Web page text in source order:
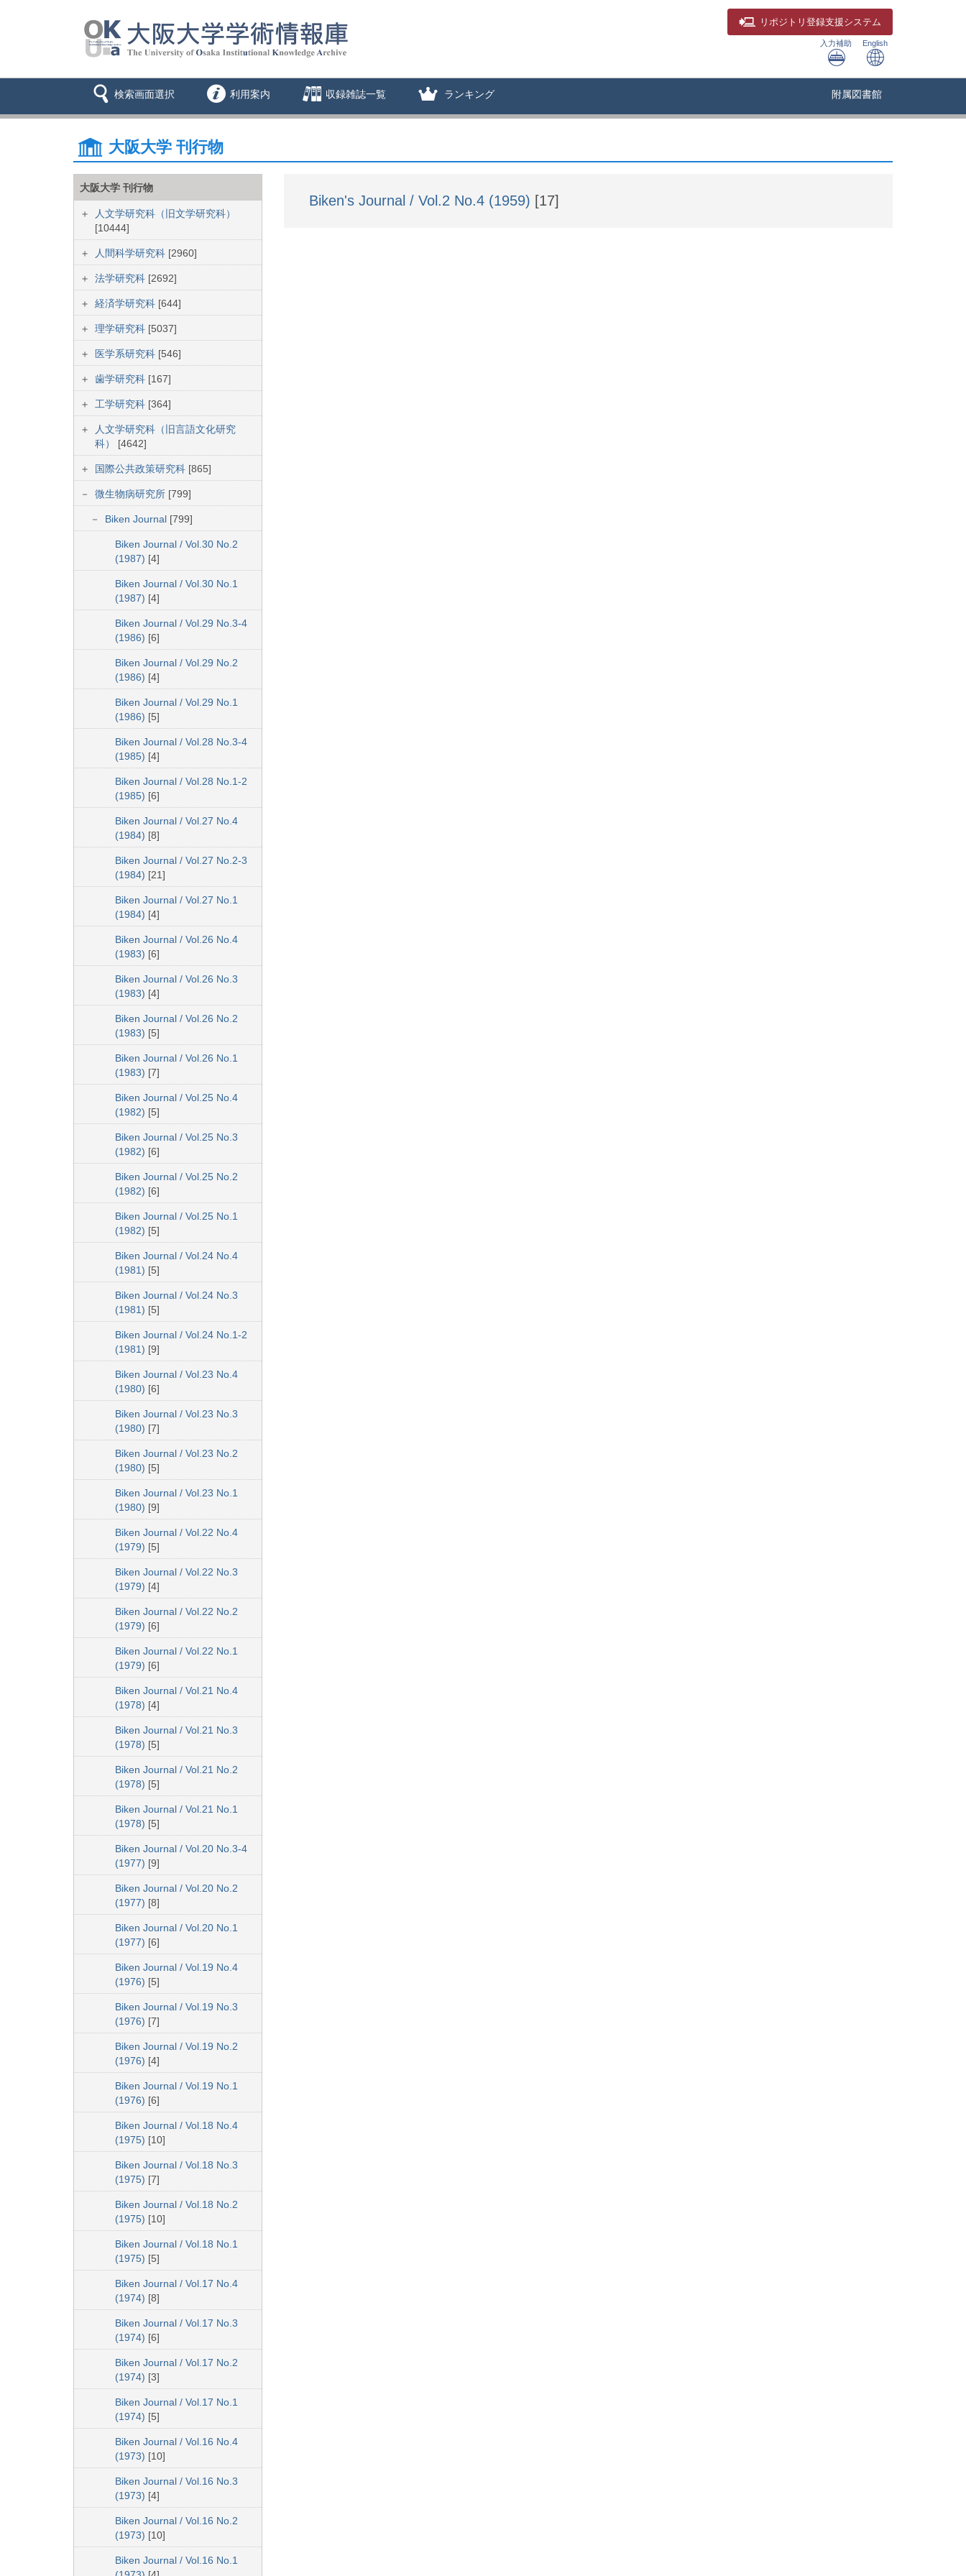
リポジトリ 登録支援システム
入力補助 English
検索画面選択 利用案内 収録雑誌一覧 ランキング 附属図書館
大阪大学 刊行物
大阪大学 刊行物
人文学研究科（旧文学研究科）
[10444]
人間科学研究科 [2960]
法学研究科 [2692]
経済学研究科 [644]
理学研究科 [5037]
医学系研究科 [546]
歯学研究科 [167]
工学研究科 [364]
人文学研究科（旧言語文化研究
科） [4642]
国際公共政策研究科 [865]
微生物病研究所 [799]
Biken Journal [799]
Biken Journal / Vol.30 No.2
(1987) [4]
Biken Journal / Vol.30 No.1
(1987) [4]
Biken Journal / Vol.29 No.3-4
(1986) [6]
Biken Journal / Vol.29 No.2
(1986) [4]
Biken Journal / Vol.29 No.1
(1986) [5]
Biken Journal / Vol.28 No.3-4
(1985) [4]
Biken Journal / Vol.28 No.1-2
(1985) [6]
Biken Journal / Vol.27 No.4
(1984) [8]
Biken Journal / Vol.27 No.2-3
(1984) [21]
Biken Journal / Vol.27 No.1
(1984) [4]
Biken Journal / Vol.26 No.4
(1983) [6]
Biken Journal / Vol.26 No.3
(1983) [4]
Biken Journal / Vol.26 No.2
(1983) [5]
Biken Journal / Vol.26 No.1
(1983) [7]
Biken Journal / Vol.25 No.4
(1982) [5]
Biken Journal / Vol.25 No.3
(1982) [6]
Biken Journal / Vol.25 No.2
(1982) [6]
Biken Journal / Vol.25 No.1
(1982) [5]
Biken Journal / Vol.24 No.4
(1981) [5]
Biken Journal / Vol.24 No.3
(1981) [5]
Biken Journal / Vol.24 No.1-2
(1981) [9]
Biken Journal / Vol.23 No.4
(1980) [6]
Biken Journal / Vol.23 No.3
(1980) [7]
Biken Journal / Vol.23 No.2
(1980) [5]
Biken Journal / Vol.23 No.1
(1980) [9]
Biken Journal / Vol.22 No.4
(1979) [5]
Biken Journal / Vol.22 No.3
(1979) [4]
Biken Journal / Vol.22 No.2
(1979) [6]
Biken Journal / Vol.22 No.1
(1979) [6]
Biken Journal / Vol.21 No.4
(1978) [4]
Biken Journal / Vol.21 No.3
(1978) [5]
Biken Journal / Vol.21 No.2
(1978) [5]
Biken Journal / Vol.21 No.1
(1978) [5]
Biken Journal / Vol.20 No.3-4
(1977) [9]
Biken Journal / Vol.20 No.2
(1977) [8]
Biken Journal / Vol.20 No.1
(1977) [6]
Biken Journal / Vol.19 No.4
(1976) [5]
Biken Journal / Vol.19 No.3
(1976) [7]
Biken Journal / Vol.19 No.2
(1976) [4]
Biken Journal / Vol.19 No.1
(1976) [6]
Biken Journal / Vol.18 No.4
(1975) [10]
Biken Journal / Vol.18 No.3
(1975) [7]
Biken Journal / Vol.18 No.2
(1975) [10]
Biken Journal / Vol.18 No.1
(1975) [5]
Biken Journal / Vol.17 No.4
(1974) [8]
Biken Journal / Vol.17 No.3
(1974) [6]
Biken Journal / Vol.17 No.2
(1974) [3]
Biken Journal / Vol.17 No.1
(1974) [5]
Biken Journal / Vol.16 No.4
(1973) [10]
Biken Journal / Vol.16 No.3
(1973) [4]
Biken Journal / Vol.16 No.2
(1973) [10]
Biken Journal / Vol.16 No.1
Biken's Journal / Vol.2 No.4 (1959) [17]